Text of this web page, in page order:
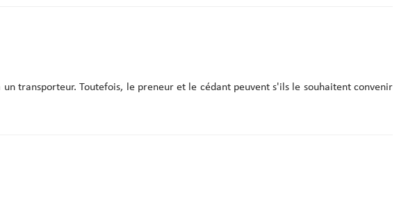
transporteur. Toutefois, le preneur et le cédant peuvent s'ils le souhaitent convenir